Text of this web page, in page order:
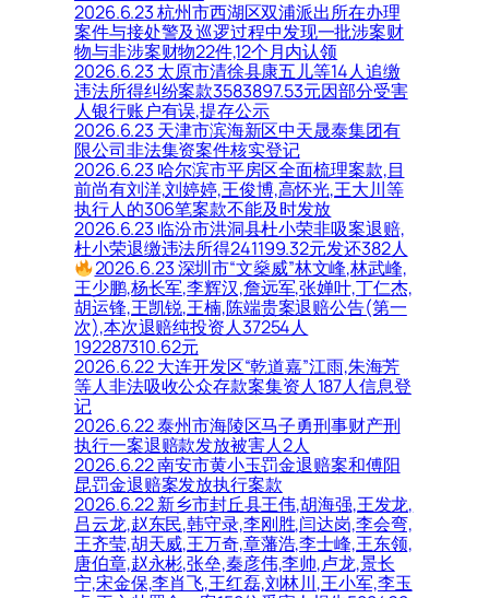
2026.6.23 杭州市西湖区双浦派出所在办理
案件与接处警及巡逻过程中发现一批涉案财
物与非涉案财物22件,12个月内认领
2026.6.23 太原市清徐县康五儿等14人追缴
违法所得纠纷案款3583897.53元因部分受害
人银行账户有误,提存公示
2026.6.23 天津市滨海新区中天晟泰集团有
限公司非法集资案件核实登记
2026.6.23 哈尔滨市平房区全面梳理案款,目
前尚有刘洋,刘婷婷,王俊博,高怀光,王大川等
执行人的306笔案款不能及时发放
2026.6.23 临汾市洪洞县杜小荣非吸案退赔,
杜小荣退缴违法所得241199.32元发还382人
2026.6.23 深圳市“文燊威”林文峰,林武峰,
王少鹏,杨长军,李辉汉,詹远军,张婵叶,丁仁杰,
胡运锋,王凯锐,王楠,陈端贵案退赔公告(第一
次),本次退赔纯投资人37254人
192287310.62元
2026.6.22 大连开发区“乾道嘉”江雨,朱海芳
等人非法吸收公众存款案集资人187人信息登
记
2026.6.22 泰州市海陵区马子勇刑事财产刑
执行一案退赔款发放被害人2人
2026.6.22 南安市黄小玉罚金退赔案和傅阳
昆罚金退赔案发放执行案款
2026.6.22 新乡市封丘县王伟,胡海强,王发龙,
吕云龙,赵东民,韩守录,李刚胜,闫达岗,李会弯,
王齐莹,胡天威,王万奇,章藩浩,李士峰,王东领,
唐伯章,赵永彬,张垒,秦彦伟,李帅,卢龙,景长
宁,宋金保,李肖飞,王红磊,刘林川,王小军,李玉